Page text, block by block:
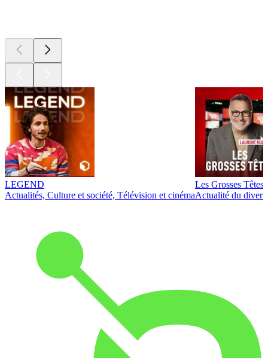
LEGEND
Actualités, Culture et société, Télévision et cinéma
Les Grosses Têtes
Actualité du